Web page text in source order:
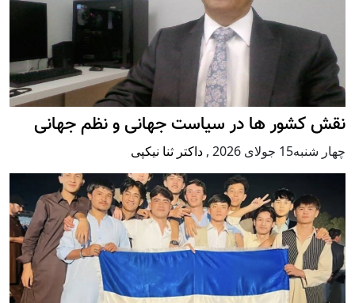
نقش کشور ها در سیاست جهانی و نظم جهانی
چهار شنبه15 جولای 2026 , داکتر ثنا نیکپی